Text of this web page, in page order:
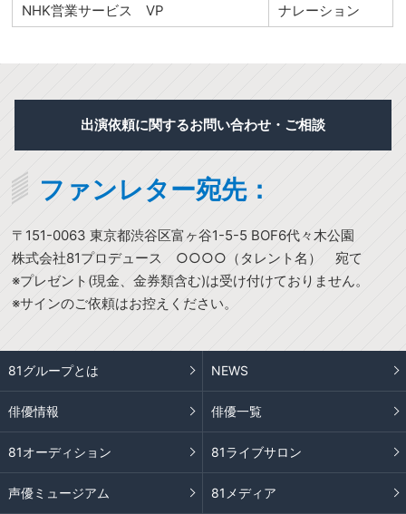
NHK営業サービス VP
ナレーション
出演依頼に関するお問い合わせ・ご相談
ファンレター宛先：
〒151-0063 東京都渋谷区富ヶ谷1-5-5 BOF6代々木公園
株式会社81プロデュース ○○○○（タレント名） 宛て
※プレゼント(現金、金券類含む)は受け付けておりません。
※サインのご依頼はお控えください。
81グループとは NEWS
俳優情報 俳優一覧
81オーディション 81ライブサロン
声優ミュージアム 81メディア